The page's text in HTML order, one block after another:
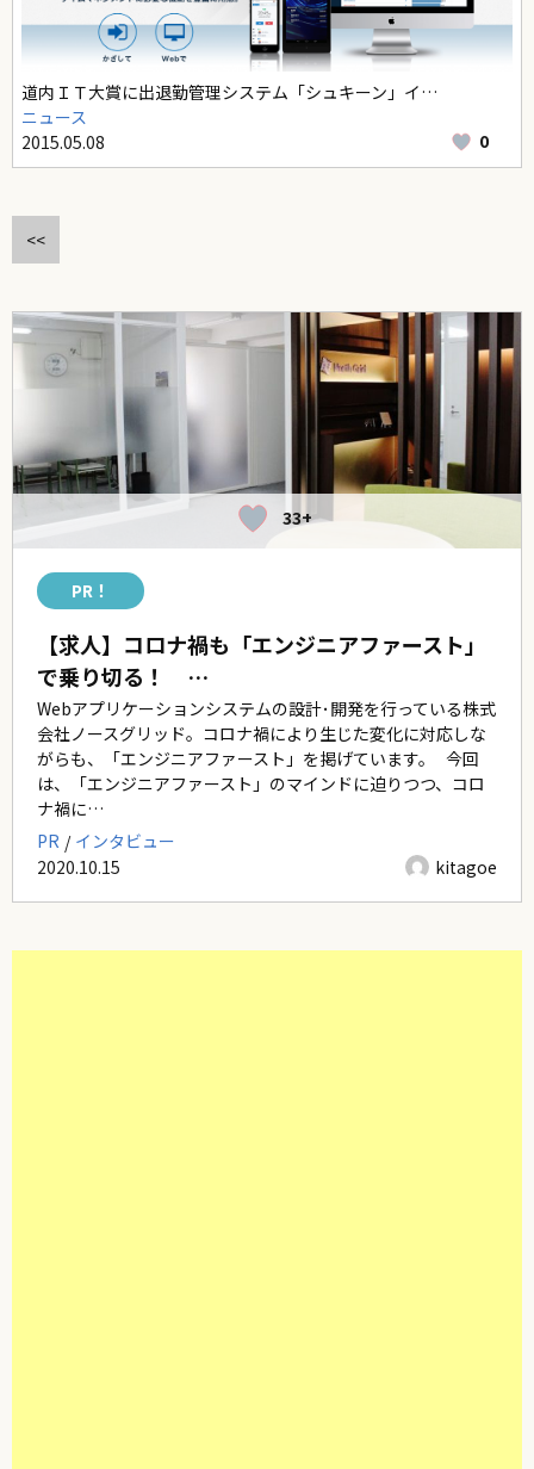
道内ＩＴ大賞に出退勤管理システム「シュキーン」イ…
ニュース
2015.05.08
0
<<
33+
PR！
【求人】コロナ禍も「エンジニアファースト」
で乗り切る！ …
Webアプリケーションシステムの設計･開発を行っている株式
会社ノースグリッド。コロナ禍により生じた変化に対応しな
がらも、「エンジニアファースト」を掲げています。 今回
は、「エンジニアファースト」のマインドに迫りつつ、コロ
ナ禍に…
PR
インタビュー
2020.10.15
kitagoe